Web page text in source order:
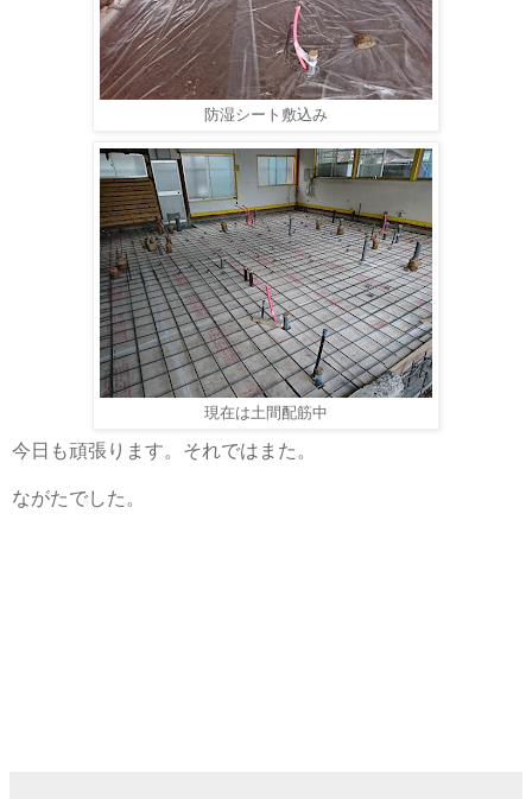
防湿シート敷込み
現在は土間配筋中
今日も頑張ります。それではまた。
ながたでした。